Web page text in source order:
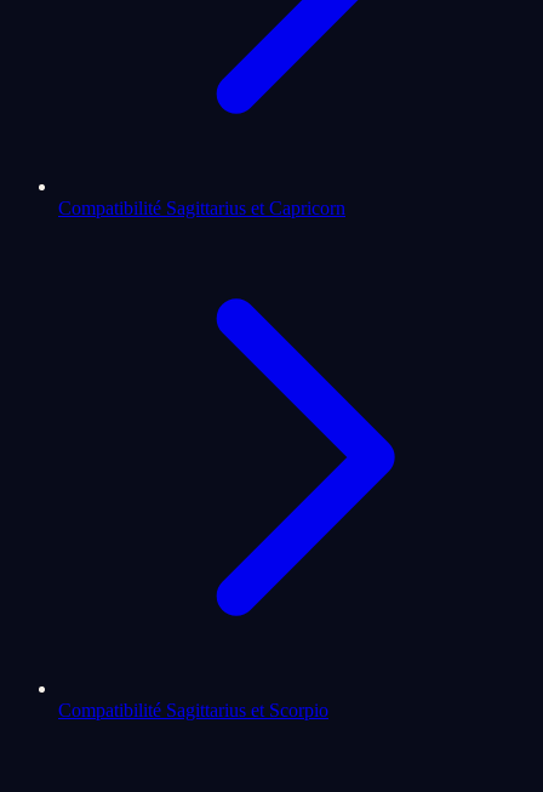
Compatibilité Sagittarius et Capricorn
Compatibilité Sagittarius et Scorpio